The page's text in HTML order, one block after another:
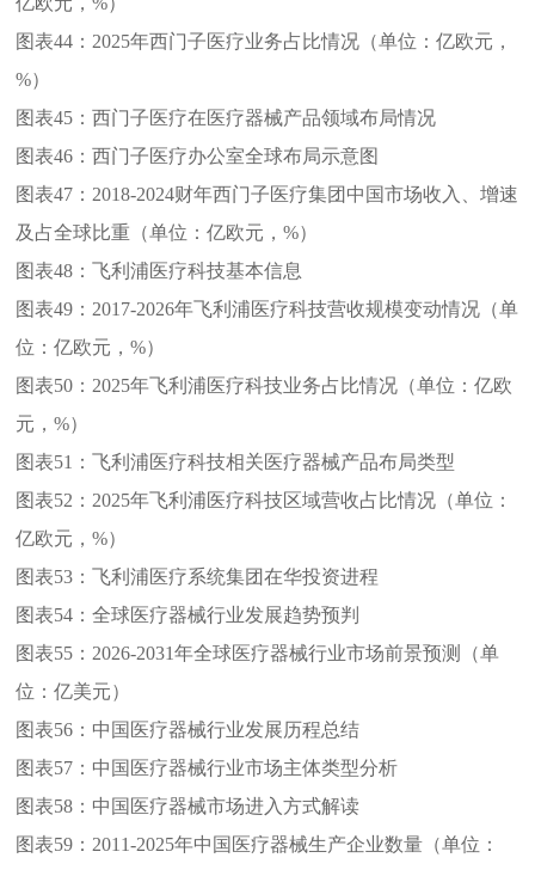
图表44： 2025年西门子医疗业务占比情况（单位：亿欧元，
%）
图表45：西门子医疗在医疗器械产品领域布局情况
图表46：西门子医疗办公室全球布局示意图
图表47： 2018-2024财年西门子医疗集团中国市场收入、增速
及占全球比重（单位：亿欧元，%）
图表48：飞利浦医疗科技基本信息
图表49： 2017-2026年飞利浦医疗科技营收规模变动情况（单
位：亿欧元，%）
图表50： 2025年飞利浦医疗科技业务占比情况（单位：亿欧
元，%）
图表51：飞利浦医疗科技相关医疗器械产品布局类型
图表52： 2025年飞利浦医疗科技区域营收占比情况（单位：
亿欧元，%）
图表53：飞利浦医疗系统集团在华投资进程
图表54：全球医疗器械行业发展趋势预判
图表55： 2026-2031年全球医疗器械行业市场前景预测（单
位：亿美元）
图表56： 中国医疗器械行业发展历程总结
图表57： 中国医疗器械行业市场主体类型分析
图表58： 中国医疗器械市场进入方式解读
图表59： 2011-2025年中国医疗器械生产企业数量（单位：